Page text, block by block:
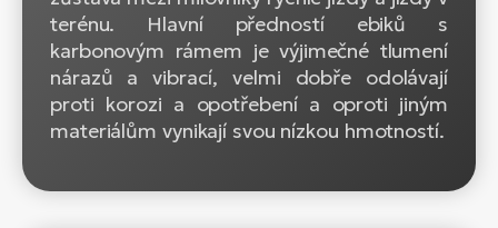
terénu. Hlavní předností ebiků s
karbonovým rámem je výjimečné tlumení
nárazů a vibrací, velmi dobře odolávají
proti korozi a opotřebení a oproti jiným
materiálům vynikají svou nízkou hmotností.